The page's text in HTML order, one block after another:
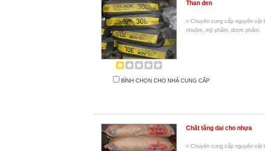
Than đen
» Chuyên cung cấp nguyên vật
nhuộm, mỹ phẩm, dược phẩm.
BÌNH CHỌN CHO NHÀ CUNG CẤP
Chất tăng dai cho nhựa
» Chuyên cung cấp nguyên vật